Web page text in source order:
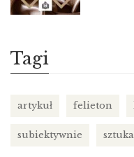
Tagi
artykuł felieton
subiektywnie sztuka